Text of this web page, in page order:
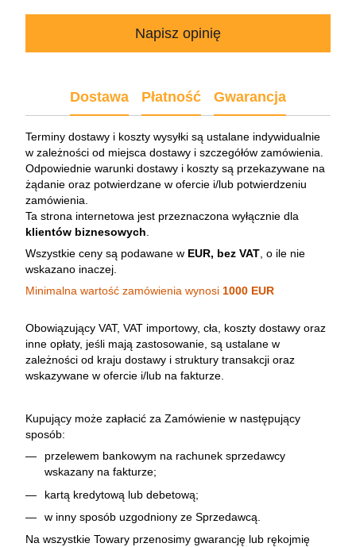
Napisz opinię
Dostawa Płatność Gwarancja
Terminy dostawy i koszty wysyłki są ustalane indywidualnie
w zależności od miejsca dostawy i szczegółów zamówienia.
Odpowiednie warunki dostawy i koszty są przekazywane na
żądanie oraz potwierdzane w ofercie i/lub potwierdzeniu
zamówienia.
Ta strona internetowa jest przeznaczona wyłącznie dla
klientów biznesowych
Wszystkie ceny są podawane w EUR, bez VAT , o ile nie
wskazano inaczej.
Minimalna wartość zamówienia wynosi 1000 EUR
Obowiązujący VAT, VAT importowy, cła, koszty dostawy oraz
inne opłaty, jeśli mają zastosowanie, są ustalane w
zależności od kraju dostawy i struktury transakcji oraz
wskazywane w ofercie i/lub na fakturze.
Kupujący może zapłacić za Zamówienie w następujący
sposób:
przelewem bankowym na rachunek sprzedawcy
wskazany na fakturze;
kartą kredytową lub debetową;
w inny sposób uzgodniony ze Sprzedawcą.
Na wszystkie Towary przenosimy gwarancję lub rękojmię